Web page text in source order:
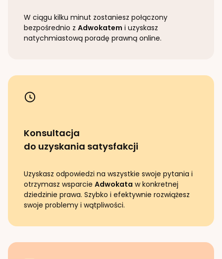
W ciągu kilku minut zostaniesz połączony
bezpośrednio z Adwokatem i uzyskasz
natychmiastową poradę prawną online.
Konsultacja
do uzyskania satysfakcji
Uzyskasz odpowiedzi na wszystkie swoje pytania i
otrzymasz wsparcie Adwokata w konkretnej
dziedzinie prawa. Szybko i efektywnie rozwiążesz
swoje problemy i wątpliwości.